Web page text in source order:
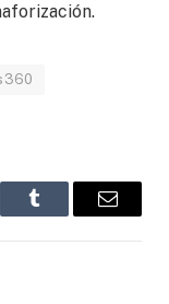
Tumblr Email